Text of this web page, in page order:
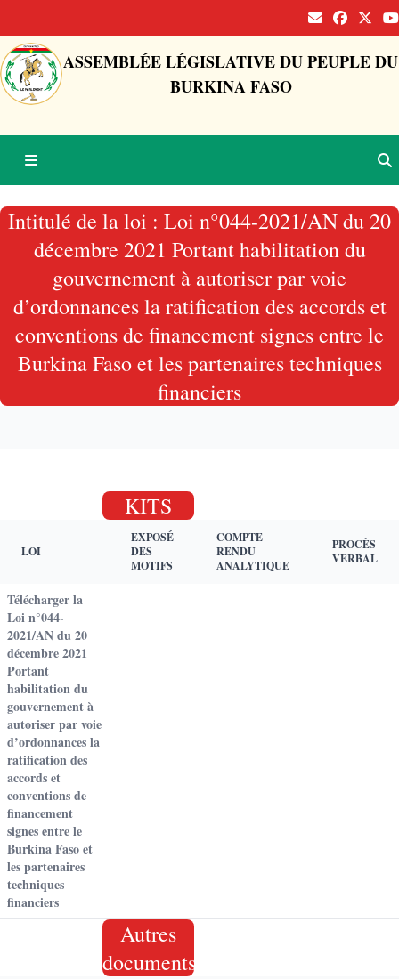
ASSEMBLÉE LÉGISLATIVE DU PEUPLE DU
BURKINA FASO
Intitulé de la loi : Loi n°044-2021/AN du 20
décembre 2021 Portant habilitation du
gouvernement à autoriser par voie
d’ordonnances la ratification des accords et
conventions de financement signes entre le
Burkina Faso et les partenaires techniques
financiers
KITS
LOI
EXPOSÉ
DES
MOTIFS
COMPTE
RENDU
ANALYTIQUE
PROCÈS
VERBAL
Télécharger la
Loi n°044-
2021/AN du 20
décembre 2021
Portant
habilitation du
gouvernement à
autoriser par voie
d’ordonnances la
ratification des
accords et
conventions de
financement
signes entre le
Burkina Faso et
les partenaires
techniques
financiers
Autres
documents